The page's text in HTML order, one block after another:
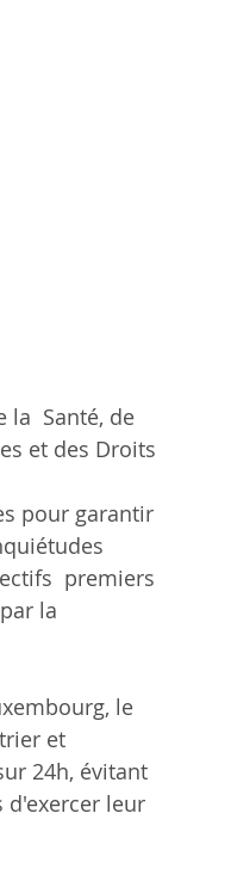
et des Droits
pour garantir
premiers
la
le
et
24h, évitant
d'exercer leur